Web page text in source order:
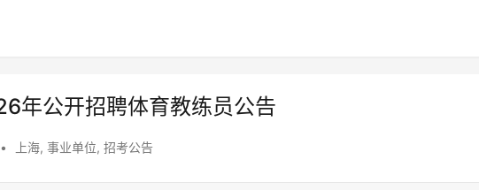
年公开招聘体育教练员公告
• 上海, 事业单位, 招考公告